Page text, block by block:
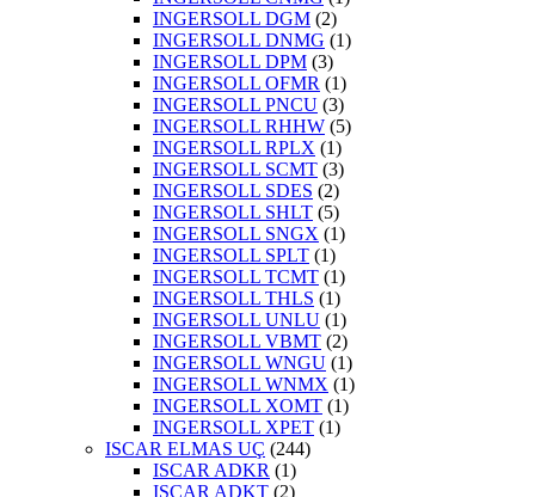
INGERSOLL DGM (2)
INGERSOLL DNMG (1)
INGERSOLL DPM (3)
INGERSOLL OFMR (1)
INGERSOLL PNCU (3)
INGERSOLL RHHW (5)
INGERSOLL RPLX (1)
INGERSOLL SCMT (3)
INGERSOLL SDES (2)
INGERSOLL SHLT (5)
INGERSOLL SNGX (1)
INGERSOLL SPLT (1)
INGERSOLL TCMT (1)
INGERSOLL THLS (1)
INGERSOLL UNLU (1)
INGERSOLL VBMT (2)
INGERSOLL WNGU (1)
INGERSOLL WNMX (1)
INGERSOLL XOMT (1)
INGERSOLL XPET (1)
ISCAR ELMAS UÇ (244)
ISCAR ADKR (1)
ISCAR ADKT (2)